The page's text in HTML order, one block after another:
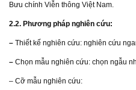
Bưu chính Viễn thông Việt Nam.
2.2. Phương pháp nghiên cứu:
– Thiết kế nghiên cứu: nghiên cứu
– Chọn mẫu nghiên cứu: chọn ngẫu
– Cỡ mẫu nghiên cứu: